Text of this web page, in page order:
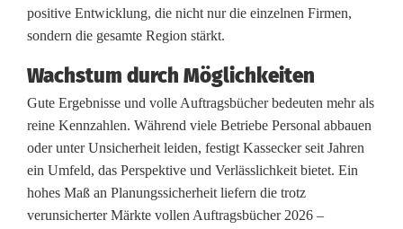
e
K
u
r
s
positive Entwicklung, die nicht nur die einzelnen Firmen,
sondern die gesamte Region stärkt.
Wachstum durch Möglichkeiten
Gute Ergebnisse und volle Auftragsbücher bedeuten mehr als
reine Kennzahlen. Während viele Betriebe Personal abbauen
oder unter Unsicherheit leiden, festigt Kassecker seit Jahren
ein Umfeld, das Perspektive und Verlässlichkeit bietet. Ein
hohes Maß an Planungssicherheit liefern die trotz
verunsicherter Märkte vollen Auftragsbücher 2026 –